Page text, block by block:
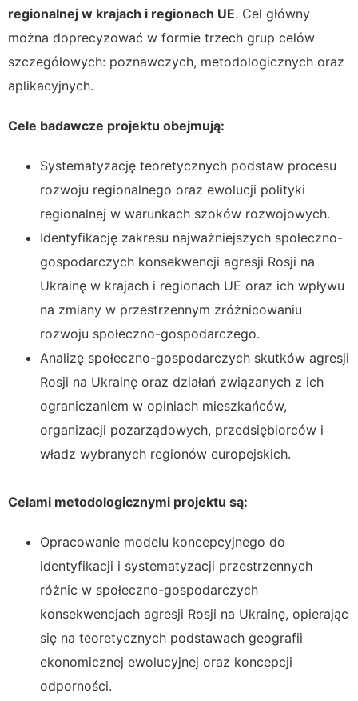
regionalnej w krajach i regionach UE. Cel główny
można doprecyzować w formie trzech grup celów
szczegółowych: poznawczych, metodologicznych oraz
aplikacyjnych.
Cele badawcze projektu obejmują:
Systematyzację teoretycznych podstaw procesu
rozwoju regionalnego oraz ewolucji polityki
regionalnej w warunkach szoków rozwojowych.
Identyfikację zakresu najważniejszych społeczno-
gospodarczych konsekwencji agresji Rosji na
Ukrainę w krajach i regionach UE oraz ich wpływu
na zmiany w przestrzennym zróżnicowaniu
rozwoju społeczno-gospodarczego.
Analizę społeczno-gospodarczych skutków agresji
Rosji na Ukrainę oraz działań związanych z ich
ograniczaniem w opiniach mieszkańców,
organizacji pozarządowych, przedsiębiorców i
władz wybranych regionów europejskich.
Celami metodologicznymi projektu są:
Opracowanie modelu koncepcyjnego do
identyfikacji i systematyzacji przestrzennych
różnic w społeczno-gospodarczych
konsekwencjach agresji Rosji na Ukrainę, opierając
się na teoretycznych podstawach geografii
ekonomicznej ewolucyjnej oraz koncepcji
odporności.